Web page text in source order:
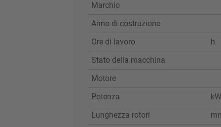
Marchio
Anno di costruzione
Ore di lavoro
h
Stato della macchina
Motore
Potenza
kW
Lunghezza rotori